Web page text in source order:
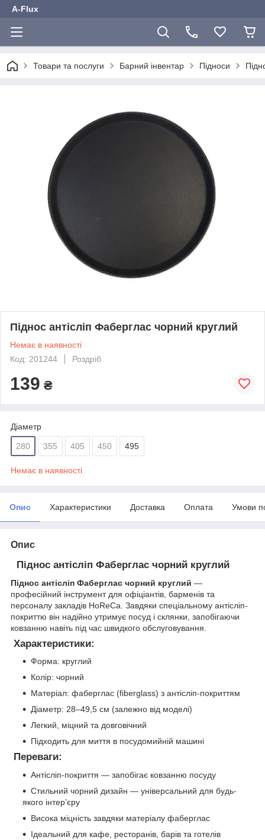
A-Flux
Товари та послуги Барний інвентар Підноси
Піднос антісліп Фаберглас чорний круглий
Немає в наявності
Код: 201244
Роздріб
139 ₴
Діаметр
280 355 405 450 495
Немає в наявності
Опис Характеристики Доставка Оплата Умови
Опис
Піднос антісліп Фаберглас чорний круглий
Піднос антісліп Фаберглас чорний круглий —
професійний інструмент для офіціантів, барменів та
персоналу закладів HoReCa. Завдяки спеціальному антісліп-
покриттю він надійно утримує посуд і склянки, запобігаючи
ковзанню навіть під час швидкого обслуговування.
Характеристики:
Форма: круглий
Колір: чорний
Матеріал: фаберглас (fiberglass) з антісліп-покриттям
Діаметр: 28–49,5 см (залежно від моделі)
Легкий, міцний та довговічний
Підходить для миття в посудомийній машині
Переваги:
Антісліп-покриття — запобігає ковзанню посуду
Стильний чорний дизайн — універсальний для будь-
якого інтер’єру
Висока міцність завдяки матеріалу фаберглас
Ідеальний для кафе, ресторанів, барів та готелів